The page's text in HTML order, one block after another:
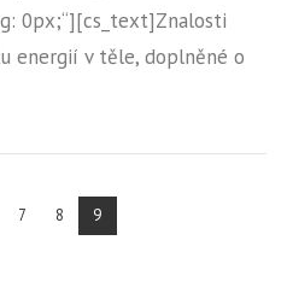
PŘÍSPĚVEK
0px;“][cs_text]Znalosti
energií v těle, doplněné o
7 8 9